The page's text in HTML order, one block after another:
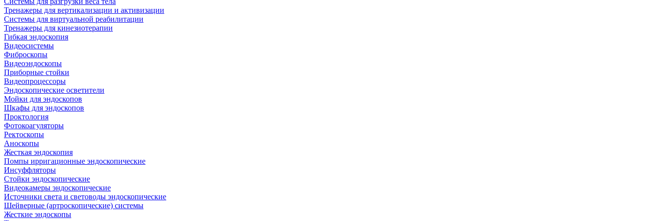
Тренажеры для вертикализации и активизации
Системы для виртуальной реабилитации
Тренажеры для кинезиотерапии
Гибкая эндоскопия
Видеосистемы
Фиброскопы
Видеоэндоскопы
Приборные стойки
Видеопроцессоры
Эндоскопические осветители
Мойки для эндоскопов
Шкафы для эндоскопов
Проктология
Фотокоагуляторы
Ректоскопы
Аноскопы
Жесткая эндоскопия
Помпы ирригационные эндоскопические
Инсуффляторы
Стойки эндоскопические
Видеокамеры эндоскопические
Источники света и световоды эндоскопические
Шейверные (артроскопические) системы
Жесткие эндоскопы